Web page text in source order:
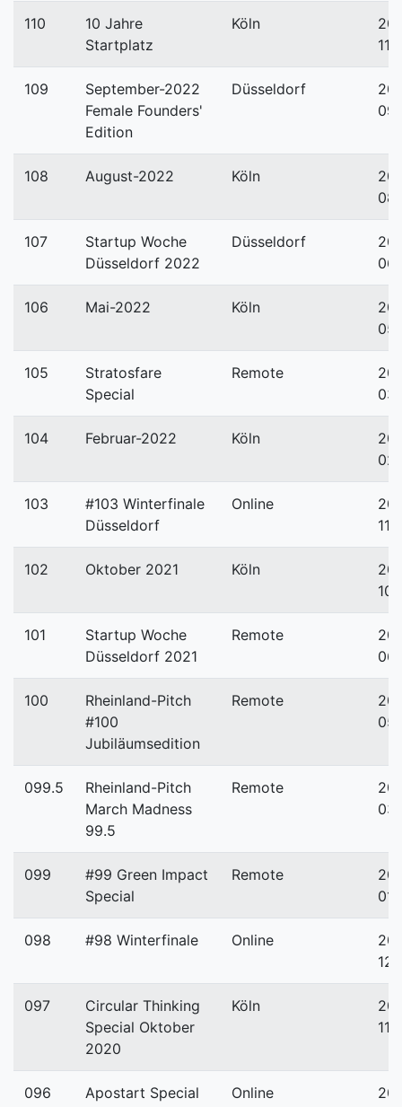
110
10 Jahre
Startplatz
Köln
11-
109
September-2022
Female Founders'
Edition
Düsseldorf
108 August-2022 Köln
107
Startup Woche
Düsseldorf 2022
Düsseldorf
106 Mai-2022 Köln
105
Stratosfare
Special
Remote
104 Februar-2022 Köln
103
#103 Winterfinale
Düsseldorf
Online
11-
102 Oktober 2021 Köln
101
Startup Woche
Düsseldorf 2021
Remote
100
Rheinland-Pitch
#100
Jubiläumsedition
Remote
099.5
Rheinland-Pitch
March Madness
99.5
Remote
099
#99 Green Impact
Special
Remote
098 #98 Winterfinale Online
097
Circular Thinking
Special Oktober
2020
Köln
11-
096
Apostart Special
Online